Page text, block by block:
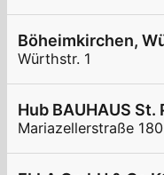
Böheimkirchen,
Würthstr. 1
Hub BAUHAUS St.
Mariazellerstraße 180